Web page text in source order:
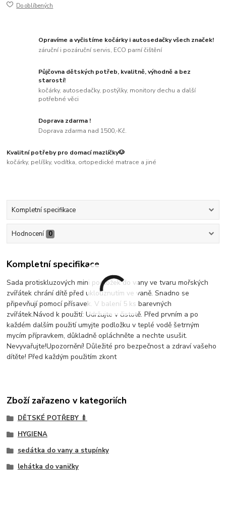
Do oblíbených
Opravíme a vyčistíme kočárky i autosedačky všech značek!
záruční i pozáruční servis, ECO parní čištění
Půjčovna dětských potřeb, kvalitně, výhodně a bez
starostí!
kočárky, autosedačky, postýlky, monitory dechu a další
potřebné věci
Doprava zdarma !
Doprava zdarma nad 1500,-Kč.
Kvalitní potřeby pro domací mazlíčky🐶
kočárky, pelíšky, vodítka, ortopedické matrace a jiné
Kompletní specifikace
Hodnocení 0
Kompletní specifikace
Sada protiskluzových mini podložek do vany ve tvaru mořských
zvířátek chrání dítě před uklouznutím ve vaně. Snadno se
připevňují pomocí přísavek. V balení 5 ks barevných
zvířátek.Návod k použití: Udržujte v čistotě. Před prvním a po
každém dalším použití umyjte podložku v teplé vodě šetrným
mycím přípravkem, důkladně opláchněte a nechte usušit.
Nevyvařujte!Upozornění! Důležité pro bezpečnost a zdraví vašeho
dítěte! Před každým použitím zkont
Zboží zařazeno v kategoriích
DĚTSKÉ POTŘEBY 🍼
HYGIENA
sedátka do vany a stupínky
lehátka do vaničky